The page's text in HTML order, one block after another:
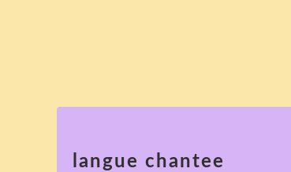
langue chantee